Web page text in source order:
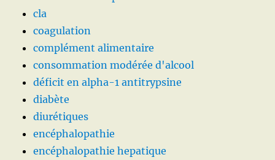
cla
coagulation
complément alimentaire
consommation modérée d'alcool
déficit en alpha-1 antitrypsine
diabète
diurétiques
encéphalopathie
encéphalopathie hepatique